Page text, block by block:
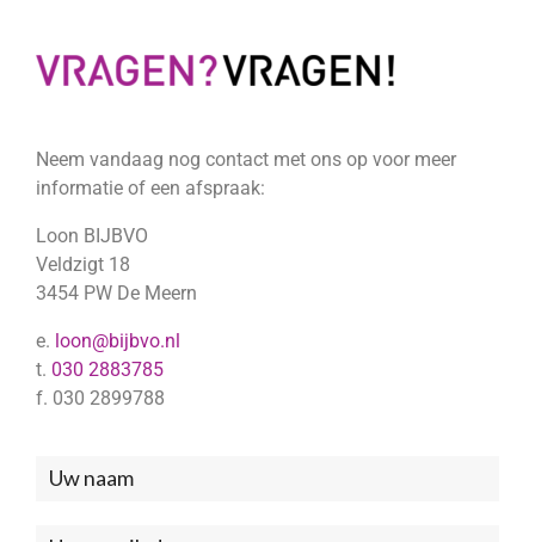
Neem vandaag nog contact met ons op voor meer
informatie of een afspraak:
Loon BIJBVO
Veldzigt 18
3454 PW De Meern
e. loon@bijbvo.nl
t. 030 2883785
f. 030 2899788
Neem